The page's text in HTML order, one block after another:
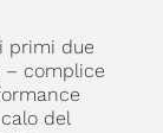
primi due
– complice
del